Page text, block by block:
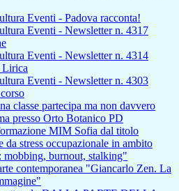
Eventi - Padova racconta!
Eventi - Newsletter n. 4317
Eventi - Newsletter n. 4314
Eventi - Newsletter n. 4303
classe partecipa ma non davvero
presso Orto Botanico PD
MIM Sofia dal titolo
da stress occupazionale in ambito
mobbing, burnout, stalking"
contemporanea "Giancarlo Zen. La